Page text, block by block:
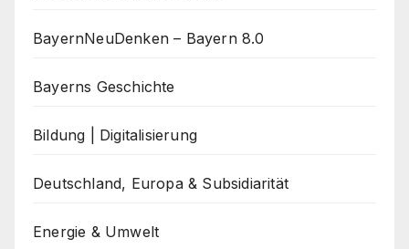
BayernNeuDenken – Bayern 8.0
Bayerns Geschichte
Bildung | Digitalisierung
Deutschland, Europa & Subsidiarität
Energie & Umwelt